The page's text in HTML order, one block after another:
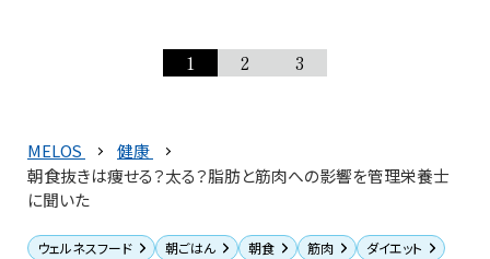
1 2 3
MELOS
健康
朝食抜きは痩せる？太る？脂肪と筋肉への影響を管理栄養士
に聞いた
ウェルネスフード 朝ごはん 朝食 筋肉 ダイエット